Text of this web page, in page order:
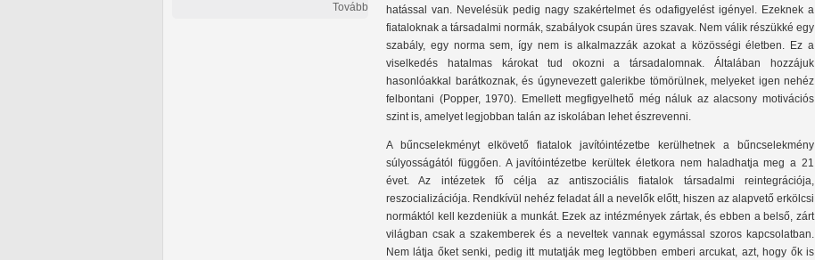
hatással van. Nevelésük pedig nagy szakértelmet és odafigyelést igényel. Ezeknek a
fiataloknak a társadalmi normák, szabályok csupán üres szavak. Nem válik részükké egy
szabály, egy norma sem, így nem is alkalmazzák azokat a közösségi életben. Ez a
viselkedés hatalmas károkat tud okozni a társadalomnak. Általában hozzájuk
hasonlóakkal barátkoznak, és úgynevezett galerikbe tömörülnek, melyeket igen nehéz
felbontani (Popper, 1970). Emellett megfigyelhető még náluk az alacsony motivációs
szint is, amelyet legjobban talán az iskolában lehet észrevenni.
A bűncselekményt elkövető fiatalok javítóintézetbe kerülhetnek a bűncselekmény
súlyosságától függően. A javítóintézetbe kerültek életkora nem haladhatja meg a 21
évet. Az intézetek fő célja az antiszociális fiatalok társadalmi reintegrációja,
reszocializációja. Rendkívül nehéz feladat áll a nevelők előtt, hiszen az alapvető erkölcsi
normáktól kell kezdeniük a munkát. Ezek az intézmények zártak, és ebben a belső, zárt
világban csak a szakemberek és a neveltek vannak egymással szoros kapcsolatban.
Nem látja őket senki, pedig itt mutatják meg legtöbben emberi arcukat, azt, hogy ők is
Tovább